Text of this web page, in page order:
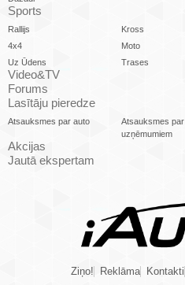
Sports
Rallijs Kross
4x4
Moto
Uz Ūdens
Trases
Video&TV
Forums
Lasītāju pieredze
Atsauksmes par auto
Atsauksmes par
uzņēmumiem
Akcijas
Jautā ekspertam
Ziņo! Reklāma Kontakti